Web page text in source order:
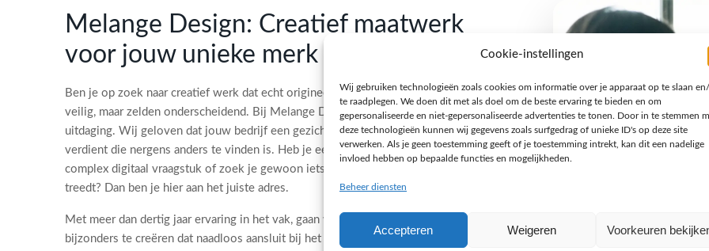
Cookie-instellingen
Wij gebruiken technologieën zoals cookies om informatie over je apparaat op te slaan
te raadplegen. We doen dit met als doel om de beste ervaring te bieden en om
gepersonaliseerde en niet-gepersonaliseerde advertenties te tonen. Door in te stemmen
deze technologieën kunnen wij gegevens zoals surfgedrag of unieke ID's op deze site
verwerken. Als je geen toestemming geeft of je toestemming intrekt, kan dit een nadelige
invloed hebben op bepaalde functies en mogelijkheden.
Beheer diensten
Accepteren Weigeren Voorkeuren
Melange Design: Creatief maatwerk
voor jouw unieke merk
Ben je op zoek naar creatief werk dat echt origineel is? Een standaardoplossing is
veilig, maar zelden onderscheidend. Bij Melange Design houden we van een
uitdaging. Wij geloven dat jouw bedrijf een gezicht, een verhaal en een techniek
verdient die nergens anders te vinden is. Heb je een bijzondere opdracht, een
complex digitaal vraagstuk of zoek je gewoon iets dat buiten de gebaande paden
treedt? Dan ben je hier aan het juiste adres.
Met meer dan dertig jaar ervaring in het vak, gaan wij de uitdaging aan om iets
bijzonders te creëren dat naadloos aansluit bij het DNA van jouw organisatie. Wij